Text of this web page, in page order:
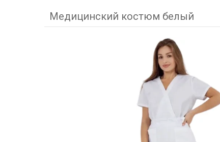
Медицинский костюм белый